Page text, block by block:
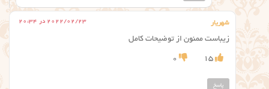
شهریار 2022/02/23 در 20:34
زیباست ممنون از توضیحات کامل
15
0
پاسخ